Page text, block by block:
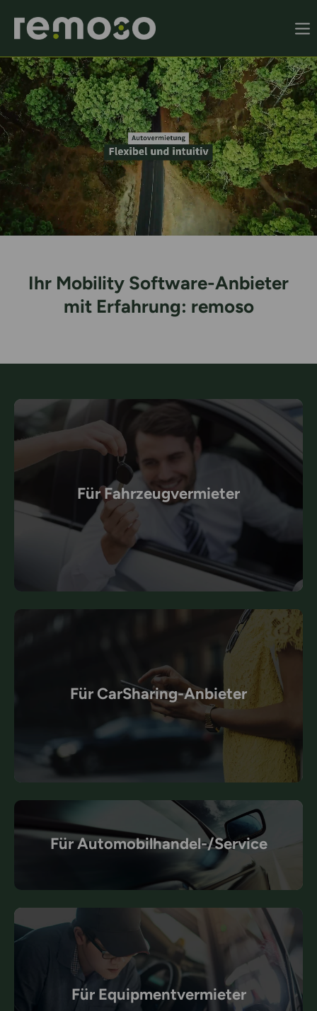
Remoso Startseite
Ihr Mobility Software-Anbieter
mit Erfahrung: remoso
Für Fahrzeugvermieter
Für CarSharing-Anbieter
Für Automobilhandel-/Service
Für Equipmentvermieter